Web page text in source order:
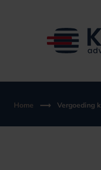
Home Vergoeding